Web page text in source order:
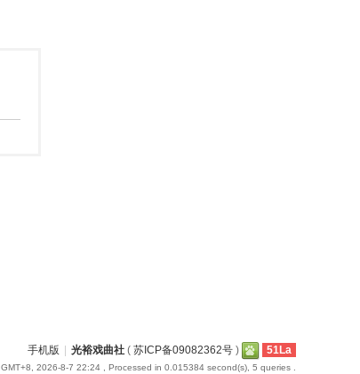
手机版 光裕戏曲社 ( 苏ICP备09082362号 ) 51La
GMT+8, 2026-8-7 22:24 , Processed in 0.015384 second(s), 5 queries .